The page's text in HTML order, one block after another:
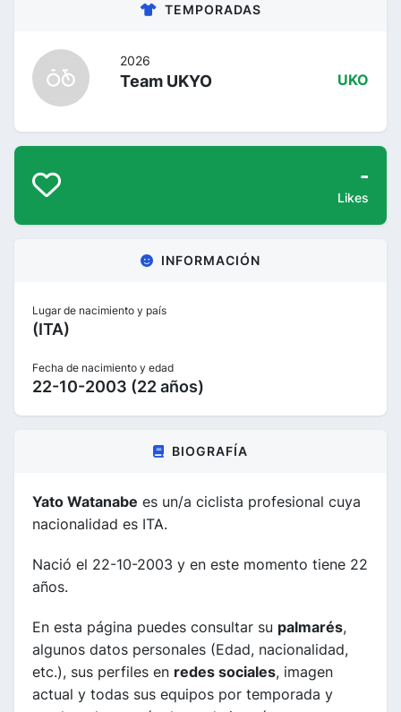
TEMPORADAS
2026
Team UKYO UKO
-
Likes
INFORMACIÓN
Lugar de nacimiento y país
(ITA)
Fecha de nacimiento y edad
22-10-2003 (22 años)
BIOGRAFÍA
Yato Watanabe es un/a ciclista profesional cuya
nacionalidad es ITA.
Nació el 22-10-2003 y en este momento tiene 22
años.
En esta página puedes consultar su palmarés,
algunos datos personales (Edad, nacionalidad,
etc.), sus perfiles en redes sociales, imagen
actual y todas sus equipos por temporada y